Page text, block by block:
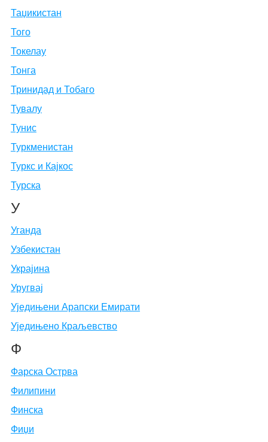
Таџикистан
Того
Токелау
Тонга
Тринидад и Тобаго
Тувалу
Тунис
Туркменистан
Туркс и Кајкос
Турска
У
Уганда
Узбекистан
Украјина
Уругвај
Уједињени Арапски Емирати
Уједињено Краљевство
Ф
Фарска Острва
Филипини
Финска
Фиџи